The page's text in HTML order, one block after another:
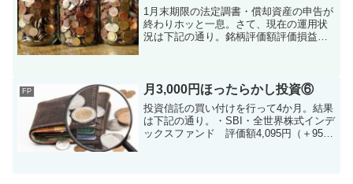
1月末期限の法定調書・償却資産の申告が
終わりホッと一息。さて、現在の運用状
況は下記の通り。銘柄評価額評価損益
FP 月3,000円ほったらかし投資⑥
投資信託の買い付けを行って4か月。結果
は下記の通り。・SBI・全世界株式インデ
ックスファンド 評価額4,095円（＋95